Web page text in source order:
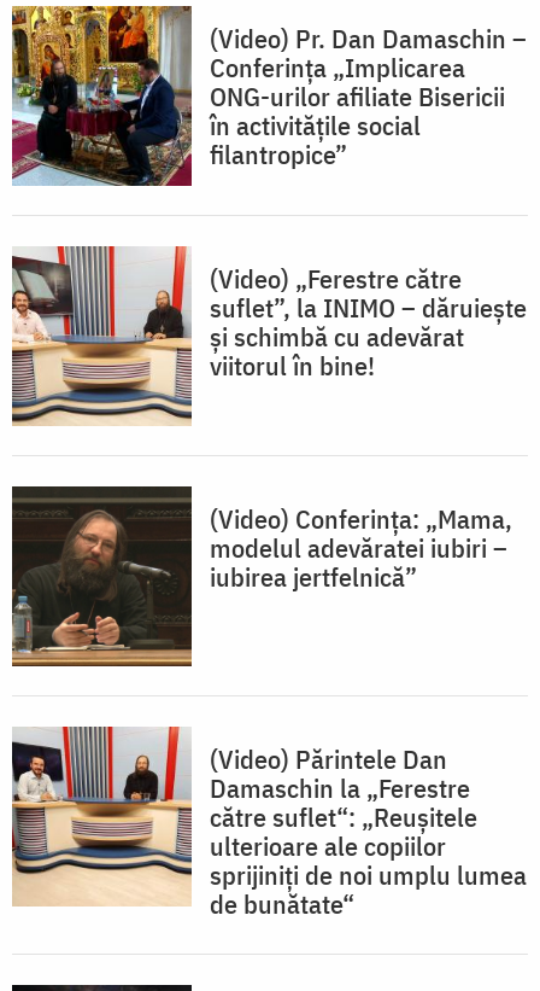
(Video) Pr. Dan Damaschin –
Conferința „Implicarea
ONG-urilor afiliate Bisericii
în activitățile social
filantropice”
(Video) „Ferestre către
suflet”, la INIMO – dăruieşte
şi schimbă cu adevărat
viitorul în bine!
(Video) Conferința: „Mama,
modelul adevăratei iubiri –
iubirea jertfelnică”
(Video) Părintele Dan
Damaschin la „Ferestre
către suflet“: „Reuşitele
ulterioare ale copiilor
sprijiniţi de noi umplu lumea
de bunătate“